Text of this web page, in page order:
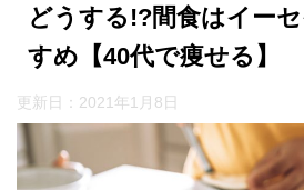
どうする!?間食はイー
すめ【40代で痩せる】
更新日： 2021年1月8日